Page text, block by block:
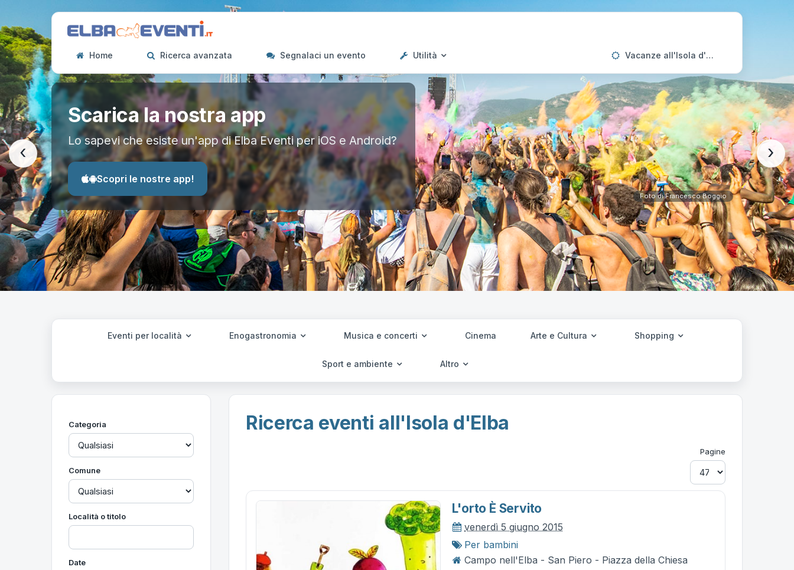
Home Ricerca avanzata Segnalaci un evento Utilità Vacanze all'Isola d'Elba
Scarica la nostra app
Lo sapevi che esiste un'app di Elba Eventi per iOS e Android?
Scopri le nostre app!
Foto di Francesco Boggio
‹ ›
Eventi per località Enogastronomia Musica e concerti Cinema Arte e Cultura Shopping
Sport e ambiente Altro
Categoria
Comune
Località o titolo
Date
Ricerca eventi all'Isola d'Elba
Pagine
L'orto È Servito
venerdì 5 giugno 2015
Per bambini
Campo nell'Elba - San Piero - Piazza della Chiesa